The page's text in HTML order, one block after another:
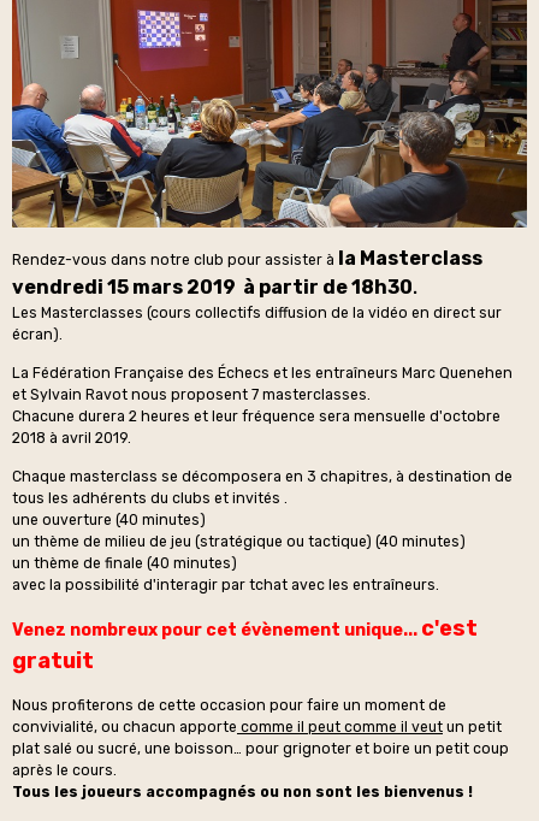
Rendez-vous dans notre club pour assister à la Masterclass
vendredi 15 mars 2019 à partir de 18h30.
Les Masterclasses (cours collectifs diffusion de la vidéo en direct sur
écran).
La Fédération Française des Échecs et les entraîneurs Marc Quenehen
et Sylvain Ravot nous proposent 7 masterclasses.
Chacune durera 2 heures et leur fréquence sera mensuelle d'octobre
2018 à avril 2019.
Chaque masterclass se décomposera en 3 chapitres, à destination de
tous les adhérents du clubs et invités .
une ouverture (40 minutes)
un thème de milieu de jeu (stratégique ou tactique) (40 minutes)
un thème de finale (40 minutes)
avec la possibilité d'interagir par tchat avec les entraîneurs.
Venez nombreux pour cet évènement unique... c'est
gratuit
Nous profiterons de cette occasion pour faire un moment de
convivialité, ou chacun apporte comme il peut comme il veut un petit
plat salé ou sucré, une boisson… pour grignoter et boire un petit coup
après le cours.
Tous les joueurs accompagnés ou non sont les bienvenus !